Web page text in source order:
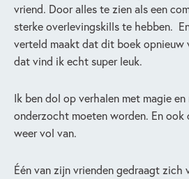
vriend. Door alles te zien als een
sterke overlevingskills te hebben.
verteld maakt dat dit boek opnieuw
dat vind ik echt super leuk.
Ik ben dol op verhalen met magie
onderzocht moeten worden. En
weer vol van.
Één van zijn vrienden gedraagt zich